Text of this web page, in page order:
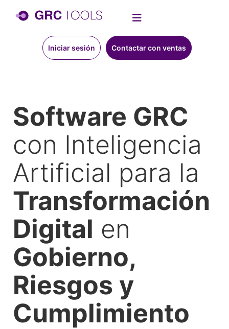
Iniciar sesión Contactar con ventas
Software GRC
con Inteligencia
Artificial para la
Transformación
Digital en
Gobierno,
Riesgos y
Cumplimiento